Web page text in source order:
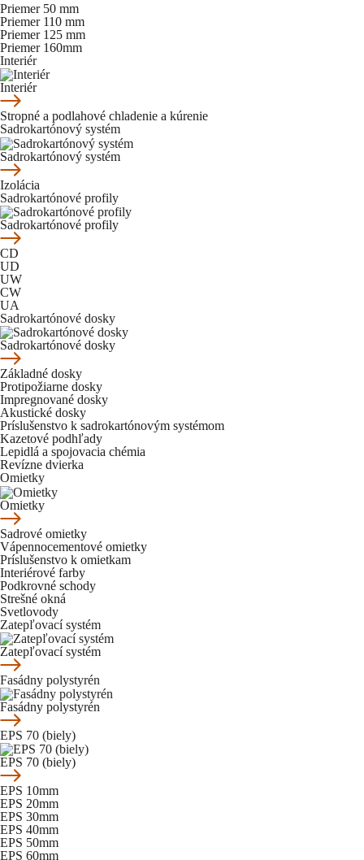
Priemer 50 mm
Priemer 110 mm
Priemer 125 mm
Priemer 160mm
Interiér
Interiér
Stropné a podlahové chladenie a kúrenie
Sadrokartónový systém
Sadrokartónový systém
Izolácia
Sadrokartónové profily
Sadrokartónové profily
CD
UD
UW
CW
UA
Sadrokartónové dosky
Sadrokartónové dosky
Základné dosky
Protipožiarne dosky
Impregnované dosky
Akustické dosky
Príslušenstvo k sadrokartónovým systémom
Kazetové podhľady
Lepidlá a spojovacia chémia
Revízne dvierka
Omietky
Omietky
Sadrové omietky
Vápennocementové omietky
Príslušenstvo k omietkam
Interiérové farby
Podkrovné schody
Strešné okná
Svetlovody
Zatepľovací systém
Zatepľovací systém
Fasádny polystyrén
Fasádny polystyrén
EPS 70 (biely)
EPS 70 (biely)
EPS 10mm
EPS 20mm
EPS 30mm
EPS 40mm
EPS 50mm
EPS 60mm